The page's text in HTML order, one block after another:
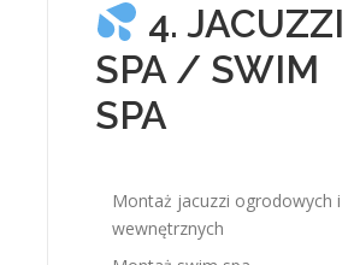
4.
SPA / SWIM
SPA
Montaż jacuzzi ogrodowych i
wewnętrznych